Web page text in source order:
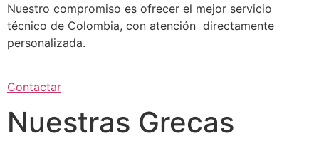
Nuestro compromiso es ofrecer el mejor servicio
técnico de Colombia, con atención directamente
personalizada.
Contactar
Nuestras Grecas